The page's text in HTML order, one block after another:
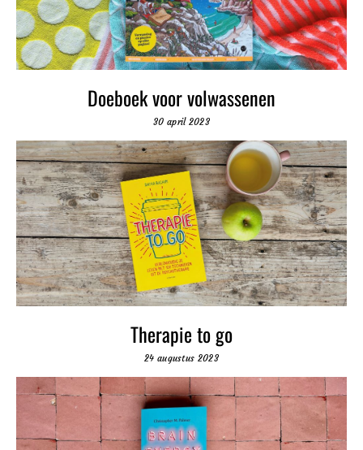
Doeboek voor volwassenen
30 april 2023
Therapie to go
24 augustus 2023